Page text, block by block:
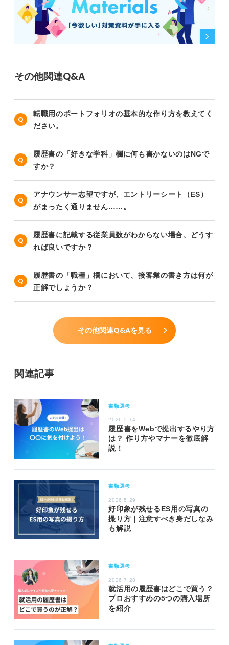
その他関連Q&A
転職用のポートフォリオの基本的な作り方を教えてく
ださい。
履歴書の「好きな学科」欄に何も書かないのはNGで
すか？
アナウンサー志望ですが、エントリーシート（ES）
がまったく通りません……。
履歴書に記載する従業員数がわからない場合、どうす
れば良いですか？
履歴書の「職種」欄において、接客業の書き方は何が
正解でしょうか？
その他関連Q&Aを見る
関連記事
書類選考
2026.5.14
履歴書をWebで提出するやり方
は？ 作り方やマナーを徹底解
説！
書類選考
2026.5.29
好印象が残せるES用の写真の
撮り方｜注意すべき身だしなみ
も解説
書類選考
2026.7.28
就活用の履歴書はどこで買う？
プロおすすめの5つの購入場所
を紹介